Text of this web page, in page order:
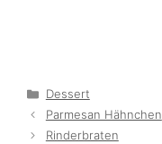
Categories
Dessert
Parmesan Hähnchen
Rinderbraten